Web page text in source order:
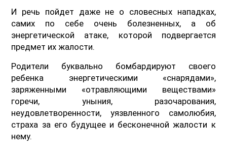
И речь пойдет даже не о словесных нападках,
самих по себе очень болезненных, а об
энергетической атаке, которой подвергается
предмет их жалости.
Родители буквально бомбардируют своего
ребенка энергетическими «снарядами»,
заряженными «отравляющими веществами»
горечи, уныния, разочарования,
неудовлетворенности, уязвленного самолюбия,
страха за его будущее и бесконечной жалости к
нему.